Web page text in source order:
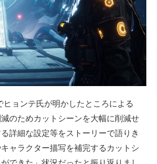
ヒョンテ氏が明かしたところによる
のためカットシーンを大幅に削減せ
詳細な設定等をストーリーで語りき
ャラクター描写を補完するカットシ